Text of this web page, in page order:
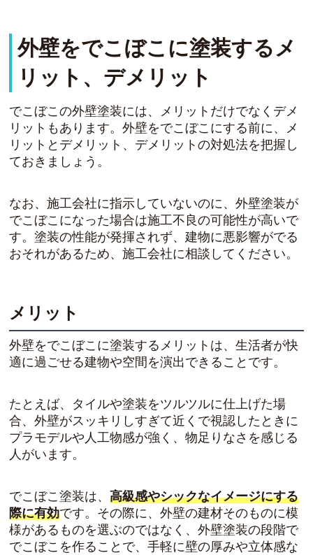
外壁をでこぼこに塗装するメ
リット、デメリット
でこぼこの外壁塗装には、メリットだけでなくデメ
リットもあります。外壁をでこぼこにする前に、メ
リットとデメリット、デメリットの対処法を把握し
ておきましょう。
なお、施工会社に指示していないのに、外壁塗装が
でこぼこになった場合は施工不良の可能性が高いで
す。塗装の性能が発揮されず、建物に悪影響がでる
おそれがあるため、施工会社に相談してください。
メリット
外壁をでこぼこに塗装するメリットは、生活者が快
適に過ごせる建物や空間を演出できることです。
たとえば、タイルや塗装をツルツルに仕上げた場
合、外壁がスッキリしすぎて近くで視認したときに
プラモデルや人工物感が強く、物足りなさを感じる
人がいます。
でこぼこ塗装は、高級感やシックなイメージにする
際に有効です。その際に、外壁の建材そのものに模
様があるものを選ぶのではなく、外壁塗装の段階で
でこぼこを作ることで、手軽に壁の厚みや立体感な